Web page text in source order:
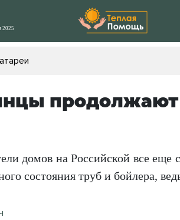
домов на Российской все еще
состояния труб и бойлера,